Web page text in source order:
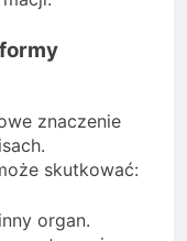
znaczenie
skutkować:
organ.